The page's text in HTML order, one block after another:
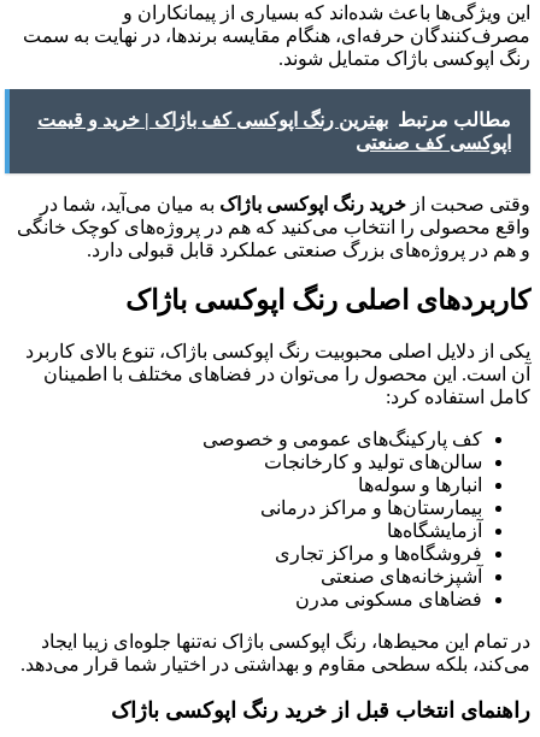
این ویژگی‌ها باعث شده‌اند که بسیاری از پیمانکاران و
مصرف‌کنندگان حرفه‌ای، هنگام مقایسه برندها، در نهایت به سمت
رنگ اپوکسی باژاک متمایل شوند.
مطالب مرتبط بهترین رنگ اپوکسی کف باژاک | خرید و قیمت
اپوکسی کف صنعتی
وقتی صحبت از خرید رنگ اپوکسی باژاک به میان می‌آید، شما در
واقع محصولی را انتخاب می‌کنید که هم در پروژه‌های کوچک خانگی
و هم در پروژه‌های بزرگ صنعتی عملکرد قابل قبولی دارد.
کاربردهای اصلی رنگ اپوکسی باژاک
یکی از دلایل اصلی محبوبیت رنگ اپوکسی باژاک، تنوع بالای کاربرد
آن است. این محصول را می‌توان در فضاهای مختلف با اطمینان
کامل استفاده کرد:
کف پارکینگ‌های عمومی و خصوصی
سالن‌های تولید و کارخانجات
انبارها و سوله‌ها
بیمارستان‌ها و مراکز درمانی
آزمایشگاه‌ها
فروشگاه‌ها و مراکز تجاری
آشپزخانه‌های صنعتی
فضاهای مسکونی مدرن
در تمام این محیط‌ها، رنگ اپوکسی باژاک نه‌تنها جلوه‌ای زیبا ایجاد
می‌کند، بلکه سطحی مقاوم و بهداشتی در اختیار شما قرار می‌دهد.
راهنمای انتخاب قبل از خرید رنگ اپوکسی باژاک